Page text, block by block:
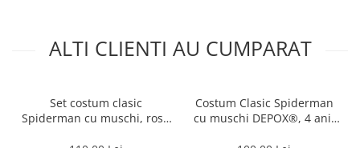
ALTI CLIENTI AU CUMPARAT
Set costum clasic
Spiderman cu muschi, rosu
Costum Clasic Spiderman
cu muschi DEPOX®, 4 ani,